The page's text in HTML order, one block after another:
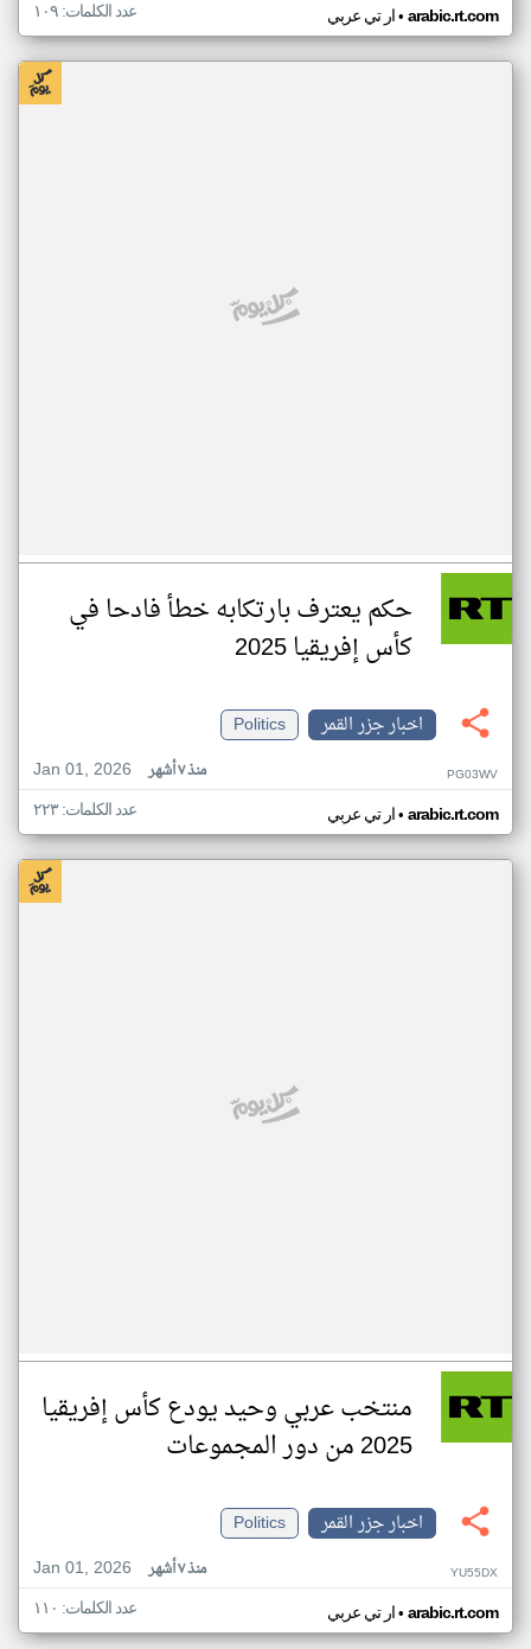
ار تي عربي• arabic.rt.com عدد الكلمات: ١٠٩
حكم يعترف بارتكابه خطأ فادحا في
كأس إفريقيا 2025
اخبار جزر القمر
Politics
Jan 01, 2026
منذ ٧ أشهر PG03WV
ار تي عربي• arabic.rt.com عدد الكلمات: ٢٢٣
منتخب عربي وحيد يودع كأس إفريقيا
2025 من دور المجموعات
اخبار جزر القمر
Politics
Jan 01, 2026
منذ ٧ أشهر YU55DX
ار تي عربي• arabic.rt.com عدد الكلمات: ١١٠